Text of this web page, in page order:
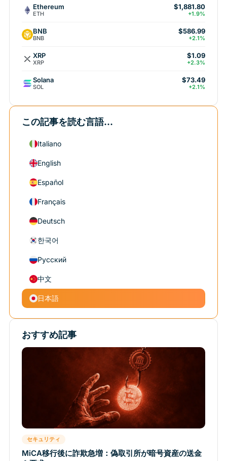
Ethereum
ETH
$1,881.80
+1.9%
BNB
BNB
$586.99
+2.1%
XRP
XRP
$1.09
+2.3%
Solana
SOL
$73.49
+2.1%
この記事を読む言語...
Italiano
English
Español
Français
Deutsch
한국어
Русский
中文
日本語
おすすめ記事
セキュリティ
MiCA移行後に詐欺急増：偽取引所が暗号資産の送金